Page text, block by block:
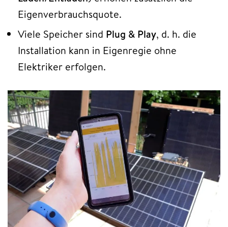
Eigenverbrauchsquote.​
Viele Speicher sind Plug & Play, d. h. die
Installation kann in Eigenregie ohne
Elektriker erfolgen.​